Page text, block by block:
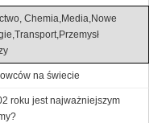
Chemia,Media,Nowe
na świecie
roku jest najważniejszym